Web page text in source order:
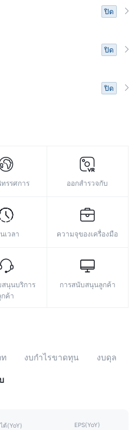
ปิด
ปิด
ปิด
รรศการ ออกสำรวจกับ
เวลา ความจุของเครื่องมือ
สนุนบริการ
กค้า
การสนับสนุนลูกค้า
ท งบกำไรขาดทุน งบดุล
ด้(YoY) EPS(YoY)